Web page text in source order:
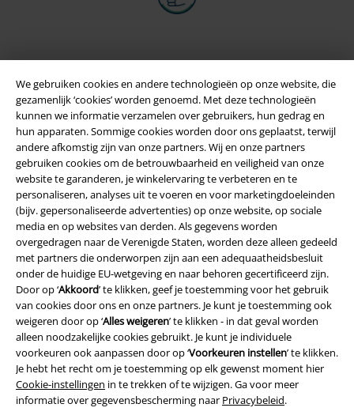
We gebruiken cookies en andere technologieën op onze website, die
gezamenlijk ‘cookies’ worden genoemd. Met deze technologieën
kunnen we informatie verzamelen over gebruikers, hun gedrag en
hun apparaten. Sommige cookies worden door ons geplaatst, terwijl
andere afkomstig zijn van onze partners. Wij en onze partners
gebruiken cookies om de betrouwbaarheid en veiligheid van onze
website te garanderen, je winkelervaring te verbeteren en te
personaliseren, analyses uit te voeren en voor marketingdoeleinden
(bijv. gepersonaliseerde advertenties) op onze website, op sociale
media en op websites van derden. Als gegevens worden
overgedragen naar de Verenigde Staten, worden deze alleen gedeeld
met partners die onderworpen zijn aan een adequaatheidsbesluit
onder de huidige EU-wetgeving en naar behoren gecertificeerd zijn.
Door op ‘Akkoord’ te klikken, geef je toestemming voor het gebruik
van cookies door ons en onze partners. Je kunt je toestemming ook
weigeren door op ‘Alles weigeren’ te klikken - in dat geval worden
alleen noodzakelijke cookies gebruikt. Je kunt je individuele
voorkeuren ook aanpassen door op ‘Voorkeuren instellen’ te klikken.
Je hebt het recht om je toestemming op elk gewenst moment hier
Cookie-instellingen in te trekken of te wijzigen. Ga voor meer
informatie over gegevensbescherming naar Privacybeleid.
Legal
Algemene Voorwaarden
Bedrijfsgegevens
Privacyverklaring
Verklaring van conformiteit
Informatie over toegankelijkheid
Cookie-instellingen